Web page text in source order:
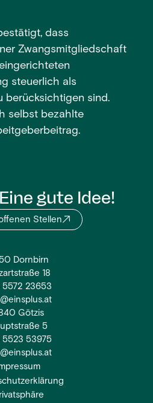
dass
Zwangsmitgliedschaft
steuerlich als
berücksichtigen sind.
selbst bezahlte
gute Idee!
Stellen
Dornbirn
18
5572 23653
Götzis
5
5523 53975